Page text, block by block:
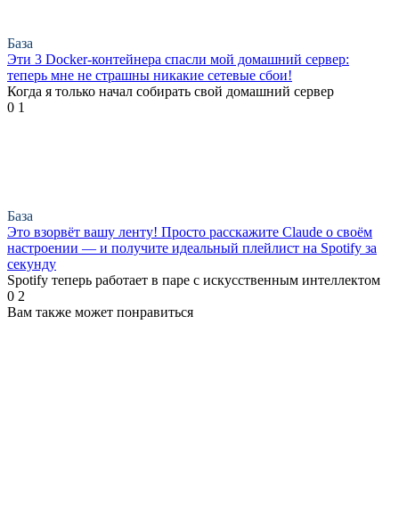
База
Эти 3 Docker-контейнера спасли мой домашний сервер:
теперь мне не страшны никакие сетевые сбои!
Когда я только начал собирать свой домашний сервер
0 1
База
Это взорвёт вашу ленту! Просто расскажите Claude о своём
настроении — и получите идеальный плейлист на Spotify за
секунду
Spotify теперь работает в паре с искусственным интеллектом
0 2
Вам также может понравиться